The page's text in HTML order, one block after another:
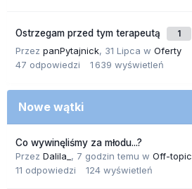
Ostrzegam przed tym terapeutą 1
Przez panPytajnick, 31 Lipca w Oferty
47 odpowiedzi 1 639 wyświetleń
Nowe wątki
Co wywinęliśmy za młodu...?
Przez Dalila_ , 7 godzin temu w Off-topic
11 odpowiedzi 124 wyświetleń